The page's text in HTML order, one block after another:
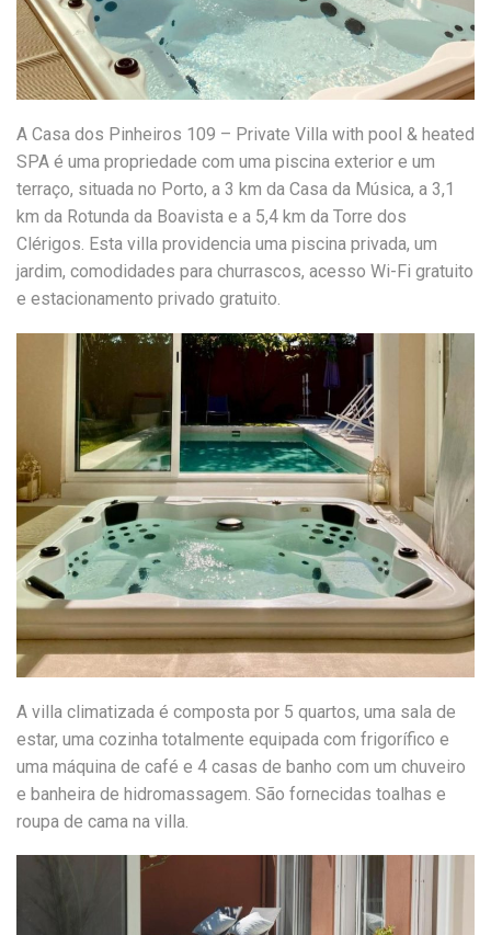
A Casa dos Pinheiros 109 – Private Villa with pool & heated
SPA é uma propriedade com uma piscina exterior e um
terraço, situada no Porto, a 3 km da Casa da Música, a 3,1
km da Rotunda da Boavista e a 5,4 km da Torre dos
Clérigos. Esta villa providencia uma piscina privada, um
jardim, comodidades para churrascos, acesso Wi-Fi gratuito
e estacionamento privado gratuito.
A villa climatizada é composta por 5 quartos, uma sala de
estar, uma cozinha totalmente equipada com frigorífico e
uma máquina de café e 4 casas de banho com um chuveiro
e banheira de hidromassagem. São fornecidas toalhas e
roupa de cama na villa.